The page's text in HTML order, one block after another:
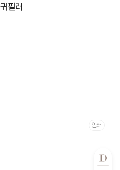
귀필러
인쇄
»